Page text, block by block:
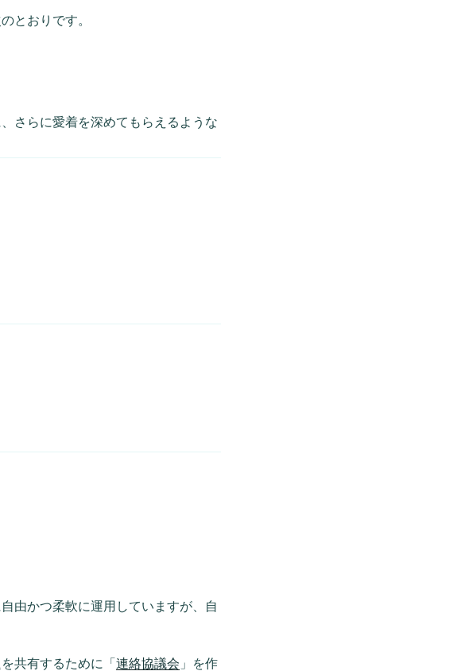
とおりです。
さらに愛着を深めてもらえるような
由かつ柔軟に運用していますが、自
共有するために「 連絡協議会 」を作